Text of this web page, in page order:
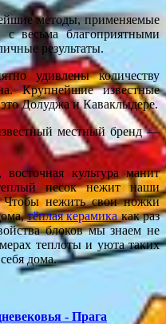
методы, применяемые
весьма благоприятными
результаты.
удивлены количеству
Крупнейшие известные
Долуджа и Каваклыдере.
местный бренд —
культура манит
песок нежит наши
Чтобы нежить свои ножки
тёплая керамикакак раз
блоков мы знаем не
теплоты и уюта таких
дома.
- Прага